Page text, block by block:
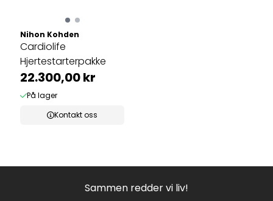
Nihon Kohden
Cardiolife
Hjertestarterpakke
22.300,00 kr
På lager
Kontakt oss
Sammen redder vi liv!